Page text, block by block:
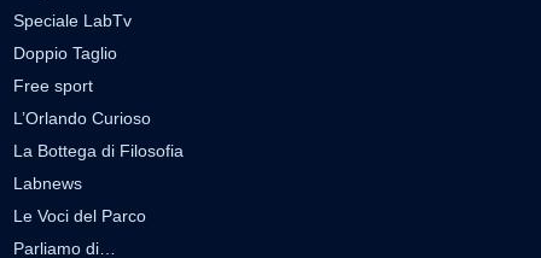
Speciale LabTv
Doppio Taglio
Free sport
L’Orlando Curioso
La Bottega di Filosofia
Labnews
Le Voci del Parco
Parliamo di…